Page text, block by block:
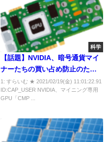
科学
【話題】NVIDIA、暗号通貨マイ
ナーたちの買い占め防止のため
RTX 3060の採掘効率を半分に制
限 新たにマイニング専用GPU
1: すらいむ ★ 2021/02/19(金) 11:01:22.91
ID:CAP_USER NVIDIA、マイニング専用
GPU「CMP ...